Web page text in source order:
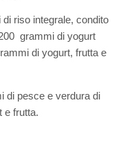
riso integrale, condito
grammi di yogurt
di yogurt, frutta e
di pesce e verdura di
e frutta.